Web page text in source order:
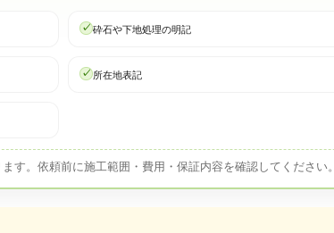
砕石や下地処理の明記
所在地表記
す。依頼前に施工範囲・費用・保証内容を確認してください。